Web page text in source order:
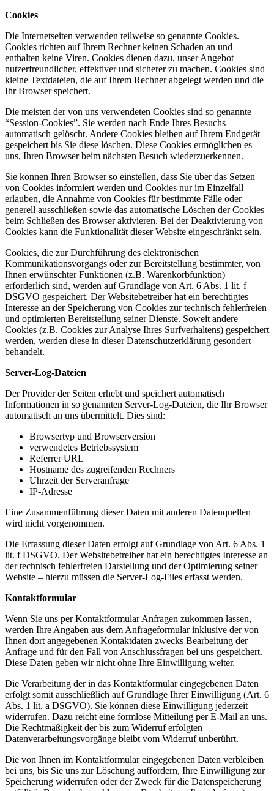
Cookies
Die Internetseiten verwenden teilweise so genannte Cookies.
Cookies richten auf Ihrem Rechner keinen Schaden an und
enthalten keine Viren. Cookies dienen dazu, unser Angebot
nutzerfreundlicher, effektiver und sicherer zu machen. Cookies sind
kleine Textdateien, die auf Ihrem Rechner abgelegt werden und die
Ihr Browser speichert.
Die meisten der von uns verwendeten Cookies sind so genannte
“Session-Cookies”. Sie werden nach Ende Ihres Besuchs
automatisch gelöscht. Andere Cookies bleiben auf Ihrem Endgerät
gespeichert bis Sie diese löschen. Diese Cookies ermöglichen es
uns, Ihren Browser beim nächsten Besuch wiederzuerkennen.
Sie können Ihren Browser so einstellen, dass Sie über das Setzen
von Cookies informiert werden und Cookies nur im Einzelfall
erlauben, die Annahme von Cookies für bestimmte Fälle oder
generell ausschließen sowie das automatische Löschen der Cookies
beim Schließen des Browser aktivieren. Bei der Deaktivierung von
Cookies kann die Funktionalität dieser Website eingeschränkt sein.
Cookies, die zur Durchführung des elektronischen
Kommunikationsvorgangs oder zur Bereitstellung bestimmter, von
Ihnen erwünschter Funktionen (z.B. Warenkorbfunktion)
erforderlich sind, werden auf Grundlage von Art. 6 Abs. 1 lit. f
DSGVO gespeichert. Der Websitebetreiber hat ein berechtigtes
Interesse an der Speicherung von Cookies zur technisch fehlerfreien
und optimierten Bereitstellung seiner Dienste. Soweit andere
Cookies (z.B. Cookies zur Analyse Ihres Surfverhaltens) gespeichert
werden, werden diese in dieser Datenschutzerklärung gesondert
behandelt.
Server-Log-Dateien
Der Provider der Seiten erhebt und speichert automatisch
Informationen in so genannten Server-Log-Dateien, die Ihr Browser
automatisch an uns übermittelt. Dies sind:
Browsertyp und Browserversion
verwendetes Betriebssystem
Referrer URL
Hostname des zugreifenden Rechners
Uhrzeit der Serveranfrage
IP-Adresse
Eine Zusammenführung dieser Daten mit anderen Datenquellen
wird nicht vorgenommen.
Die Erfassung dieser Daten erfolgt auf Grundlage von Art. 6 Abs. 1
lit. f DSGVO. Der Websitebetreiber hat ein berechtigtes Interesse an
der technisch fehlerfreien Darstellung und der Optimierung seiner
Website – hierzu müssen die Server-Log-Files erfasst werden.
Kontaktformular
Wenn Sie uns per Kontaktformular Anfragen zukommen lassen,
werden Ihre Angaben aus dem Anfrageformular inklusive der von
Ihnen dort angegebenen Kontaktdaten zwecks Bearbeitung der
Anfrage und für den Fall von Anschlussfragen bei uns gespeichert.
Diese Daten geben wir nicht ohne Ihre Einwilligung weiter.
Die Verarbeitung der in das Kontaktformular eingegebenen Daten
erfolgt somit ausschließlich auf Grundlage Ihrer Einwilligung (Art. 6
Abs. 1 lit. a DSGVO). Sie können diese Einwilligung jederzeit
widerrufen. Dazu reicht eine formlose Mitteilung per E-Mail an uns.
Die Rechtmäßigkeit der bis zum Widerruf erfolgten
Datenverarbeitungsvorgänge bleibt vom Widerruf unberührt.
Die von Ihnen im Kontaktformular eingegebenen Daten verbleiben
bei uns, bis Sie uns zur Löschung auffordern, Ihre Einwilligung zur
Speicherung widerrufen oder der Zweck für die Datenspeicherung